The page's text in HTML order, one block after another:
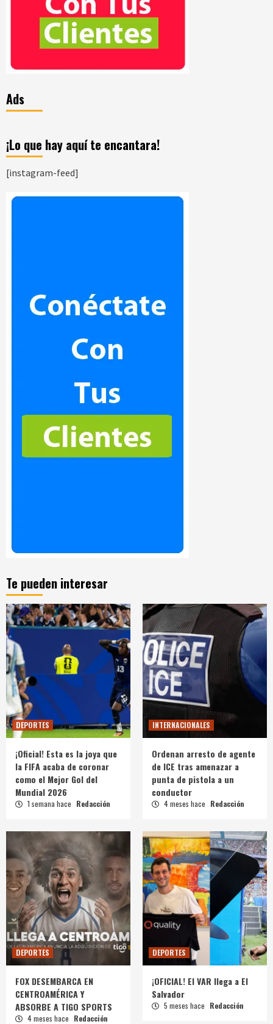
Ads
¡Lo que hay aquí te encantara!
[instagram-feed]
Te pueden interesar
DEPORTES
¡Oficial! Esta es la joya que
la FIFA acaba de coronar
como el Mejor Gol del
Mundial 2026
1 semana hace Redacción
INTERNACIONALES
Ordenan arresto de agente
de ICE tras amenazar a
punta de pistola a un
conductor
4 meses hace Redacción
DEPORTES
FOX DESEMBARCA EN
CENTROAMÉRICA Y
ABSORBE A TIGO SPORTS
4 meses hace Redacción
DEPORTES
¡OFICIAL! El VAR llega a El
Salvador
5 meses hace Redacción